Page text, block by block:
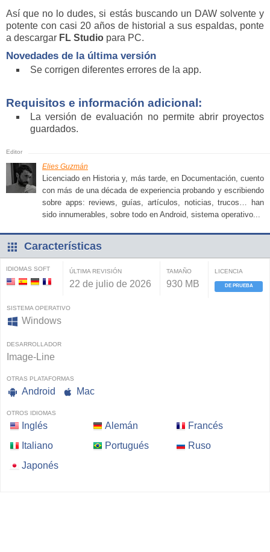
Así que no lo dudes, si estás buscando un DAW solvente y
potente con casi 20 años de historial a sus espaldas, ponte
a descargar FL Studio para PC.
Novedades de la última versión
Se corrigen diferentes errores de la app.
Requisitos e información adicional:
La versión de evaluación no permite abrir proyectos
guardados.
Elies Guzmán
Licenciado en Historia y, más tarde, en Documentación, cuento
con más de una década de experiencia probando y escribiendo
sobre apps: reviews, guías, artículos, noticias, trucos… han
sido innumerables, sobre todo en Android, sistema operativo...
Características
IDIOMAS SOFT ÚLTIMA REVISIÓN
22 de julio de 2026
TAMAÑO
930 MB
LICENCIA
DE PRUEBA
SISTEMA OPERATIVO
Windows
DESARROLLADOR
Image-Line
OTRAS PLATAFORMAS
Android Mac
OTROS IDIOMAS
Inglés Alemán
Francés
Italiano
Portugués
Ruso
Japonés